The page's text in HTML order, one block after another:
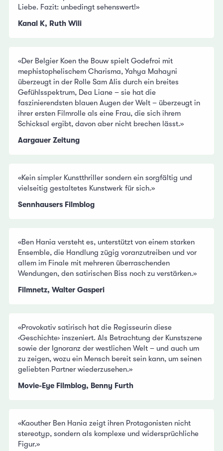
Liebe. Fazit: unbedingt sehenswert!»
Kanal K, Ruth Wili
«Der Belgier Koen the Bouw spielt Godefroi mit
mephistophelischem Charisma, Yahya Mahayni
überzeugt in der Rolle Sam Alis durch ein breites
Gefühlsspektrum, Dea Liane – sie hat die
faszinierendsten blauen Augen der Welt – überzeugt in
ihrer ersten Filmrolle als eine Frau, die sich ihrem
Schicksal ergibt, davon aber nicht brechen lässt.»
Aargauer Zeitung
«Kein simpler Kunstthriller sondern ein sorgfältig und
vielseitig gestaltetes Kunstwerk für sich.»
Sennhausers Filmblog
«Ben Hania versteht es, unterstützt von einem starken
Ensemble, die Handlung zügig voranzutreiben und vor
allem im Finale mit mehreren überraschenden
Wendungen, den satirischen Biss noch zu verstärken.»
Filmnetz, Walter Gasperi
«Provokativ satirisch hat die Regisseurin diese
‹Geschichte› inszeniert. Als Betrachtung der Kunstszene
sowie der Ignoranz der westlichen Welt – und auch um
zu zeigen, wozu ein Mensch bereit sein kann, um seinen
geliebten Partner wiederzusehen.»
Movie-Eye Filmblog, Benny Furth
«Kaouther Ben Hania zeigt ihren Protagonisten nicht
stereotyp, sondern als komplexe und widersprüchliche
Figur.»